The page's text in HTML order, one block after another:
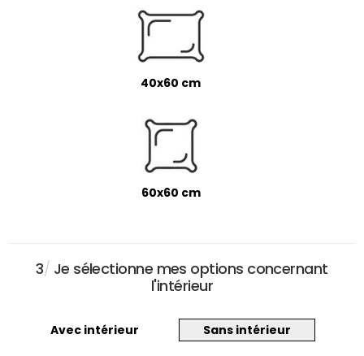
40x60 cm
60x60 cm
3/ Je sélectionne mes options concernant
l'intérieur
Avec intérieur Sans intérieur